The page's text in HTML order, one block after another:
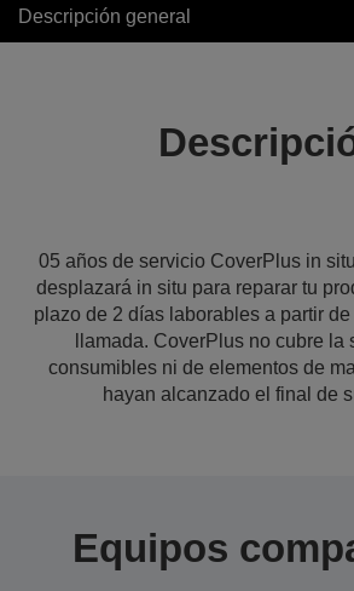
Descripción general
05 años de servicio CoverPlus in
desplazará in situ para reparar tu
plazo de 2 días laborables a partir
llamada. CoverPlus no cubre la
consumibles ni de elementos de
hayan alcanzado el final de
Equipos